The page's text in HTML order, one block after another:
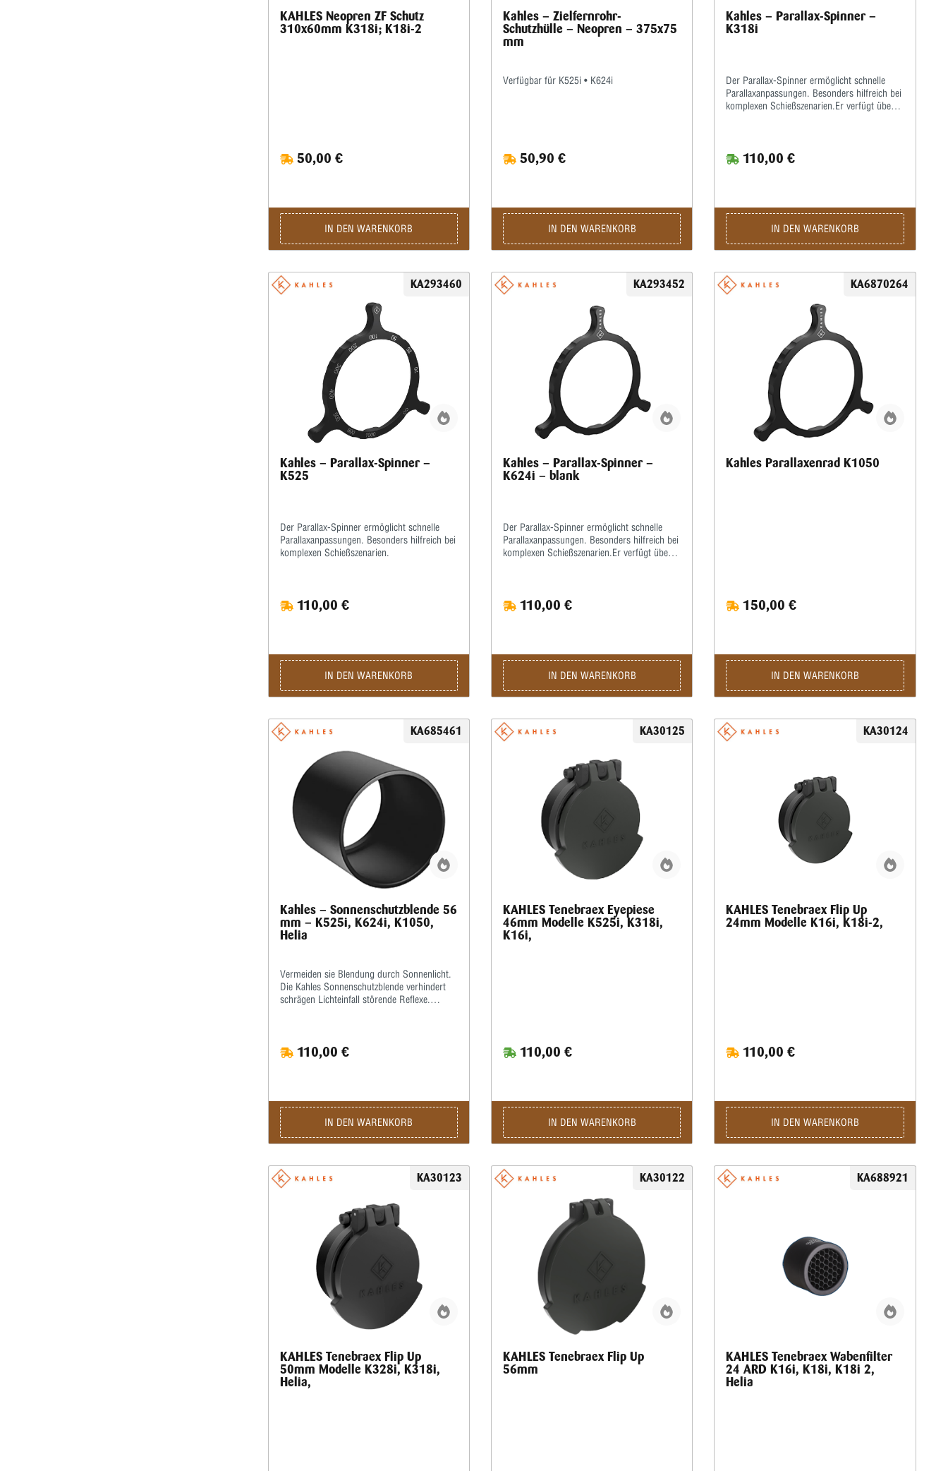
KAHLES Neopren ZF Schutz
310x60mm K318i; K18i-2
50,00 €
IN DEN WARENKORB
Kahles – Zielfernrohr-
Schutzhülle – Neopren – 375x75
mm
Verfügbar für K525i • K624i
50,90 €
IN DEN WARENKORB
Kahles – Parallax-Spinner –
K318i
Der Parallax-Spinner ermöglicht schnelle
Parallaxanpassungen. Besonders hilfreich bei
komplexen Schießszenarien.Er verfügt über
K318i/k525i-Zielfernrohren.
110,00 €
IN DEN WARENKORB
KA293460
Kahles – Parallax-Spinner –
K525
Der Parallax-Spinner ermöglicht schnelle
Parallaxanpassungen. Besonders hilfreich bei
komplexen Schießszenarien.
110,00 €
IN DEN WARENKORB
KA293452
Kahles – Parallax-Spinner –
K624i – blank
Der Parallax-Spinner ermöglicht schnelle
Parallaxanpassungen. Besonders hilfreich bei
komplexen Schießszenarien.Er verfügt über
110,00 €
IN DEN WARENKORB
KA6870264
Kahles Parallaxenrad K1050
150,00 €
IN DEN WARENKORB
KA685461
Kahles – Sonnenschutzblende 56
mm – K525i, K624i, K1050,
Helia
Vermeiden sie Blendung durch Sonnenlicht.
Die Kahles Sonnenschutzblende verhindert
schrägen Lichteinfall störende Reflexe.
wichtigsten Merkmale im Überblick: Einfache
Montage Verhindert störenden Lichteinfall •
110,00 €
IN DEN WARENKORB
KA30125
KAHLES Tenebraex Eyepiese
46mm Modelle K525i, K318i,
K16i,
110,00 €
IN DEN WARENKORB
KA30124
KAHLES Tenebraex Flip Up
24mm Modelle K16i, K18i-2,
110,00 €
IN DEN WARENKORB
KA30123
KAHLES Tenebraex Flip Up
50mm Modelle K328i, K318i,
Helia,
KA30122
KAHLES Tenebraex Flip Up
56mm
KA688921
KAHLES Tenebraex Wabenfilter
24 ARD K16i, K18i, K18i 2,
Helia